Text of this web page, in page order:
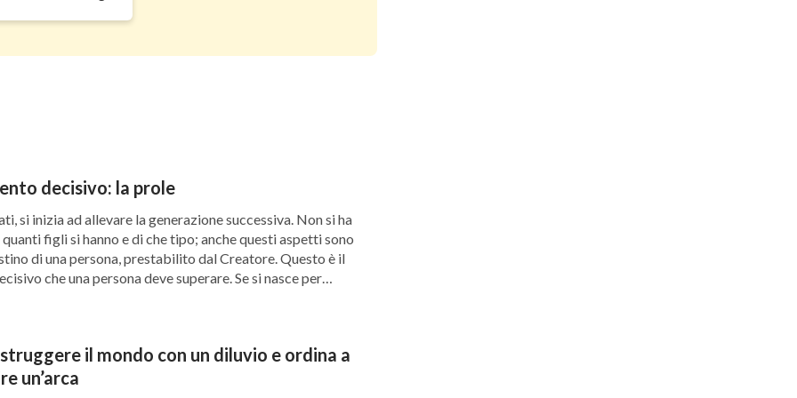
conferitagli dal Creatore, il proprio stato
foreste e sulle montagne. Sprezzanti di
dal Creatore, “rivendicarono” le
di montagne e foreste, ed è per
Furono chiamati “animali selvatici” proprio
selvaggi, brutali e indomabili. Non
né vivere in armonia con l’umanità o
allevati e non potevano lavorare per
essere avvicinati dall’uomo. D’altro
non potevano essere avvicinati dall’uomo
decisivo: la prole
si inizia ad allevare la generazione successiva. Non si ha
figli si hanno e di che tipo; anche questi aspetti sono
di una persona, prestabilito dal Creatore. Questo è il
che una persona deve superare. Se si nasce per
il mondo con un diluvio e ordina a
un’arca